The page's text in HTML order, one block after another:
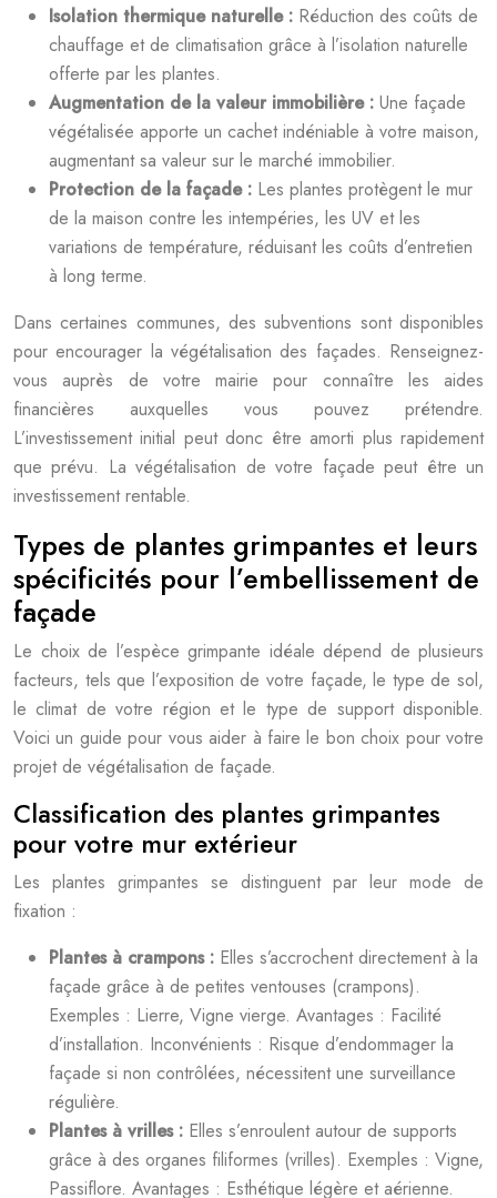
Isolation thermique naturelle : Réduction des coûts de
chauffage et de climatisation grâce à l’isolation naturelle
offerte par les plantes.
Augmentation de la valeur immobilière : Une façade
végétalisée apporte un cachet indéniable à votre maison,
augmentant sa valeur sur le marché immobilier.
Protection de la façade : Les plantes protègent le mur
de la maison contre les intempéries, les UV et les
variations de température, réduisant les coûts d’entretien
à long terme.
Dans certaines communes, des subventions sont disponibles
pour encourager la végétalisation des façades. Renseignez-
vous auprès de votre mairie pour connaître les aides
financières auxquelles vous pouvez prétendre.
L’investissement initial peut donc être amorti plus rapidement
que prévu. La végétalisation de votre façade peut être un
investissement rentable.
Types de plantes grimpantes et leurs
spécificités pour l’embellissement de
façade
Le choix de l’espèce grimpante idéale dépend de plusieurs
facteurs, tels que l’exposition de votre façade, le type de sol,
le climat de votre région et le type de support disponible.
Voici un guide pour vous aider à faire le bon choix pour votre
projet de végétalisation de façade.
Classification des plantes grimpantes
pour votre mur extérieur
Les plantes grimpantes se distinguent par leur mode de
fixation :
Plantes à crampons : Elles s’accrochent directement à la
façade grâce à de petites ventouses (crampons).
Exemples : Lierre, Vigne vierge. Avantages : Facilité
d’installation. Inconvénients : Risque d’endommager la
façade si non contrôlées, nécessitent une surveillance
régulière.
Plantes à vrilles : Elles s’enroulent autour de supports
grâce à des organes filiformes (vrilles). Exemples : Vigne,
Passiflore. Avantages : Esthétique légère et aérienne.